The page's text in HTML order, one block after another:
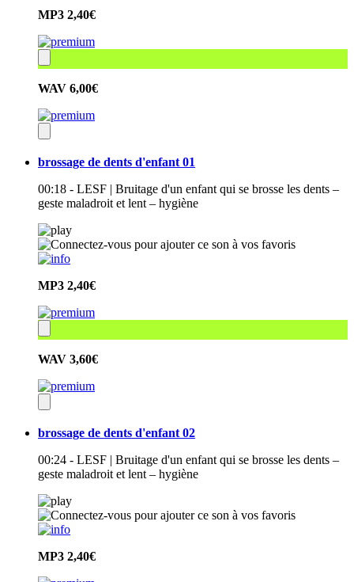
MP3 2,40€
WAV 6,00€
brossage de dents d'enfant 01
00:18 - LESF | Bruitage d'un enfant qui se brosse les dents –
geste maladroit et lent – hygiène
MP3 2,40€
WAV 3,60€
brossage de dents d'enfant 02
00:24 - LESF | Bruitage d'un enfant qui se brosse les dents –
geste maladroit et lent – hygiène
MP3 2,40€